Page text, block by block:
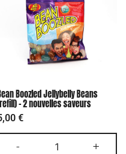
Boozled Jellybelly Beans
– 2 nouvelles saveurs
€
- +